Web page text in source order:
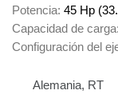
Potencia 45 Hp
Capacidad de carga
Configuración del
Alemania, RT